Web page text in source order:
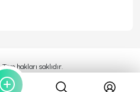
hakları saklıdır.
Markasıdır